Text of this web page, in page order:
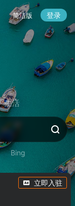
简洁版 登录
生活
Bing
立即入驻